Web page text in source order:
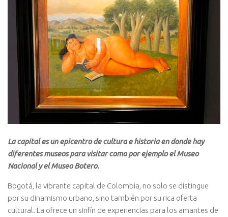
La capital es un epicentro de cultura e historia en donde hay
diferentes museos para visitar como por ejemplo el Museo
Nacional y el Museo Botero.
Bogotá, la vibrante capital de Colombia, no solo se distingue
por su dinamismo urbano, sino también por su rica oferta
cultural. La ofrece un sinfín de experiencias para los amantes de